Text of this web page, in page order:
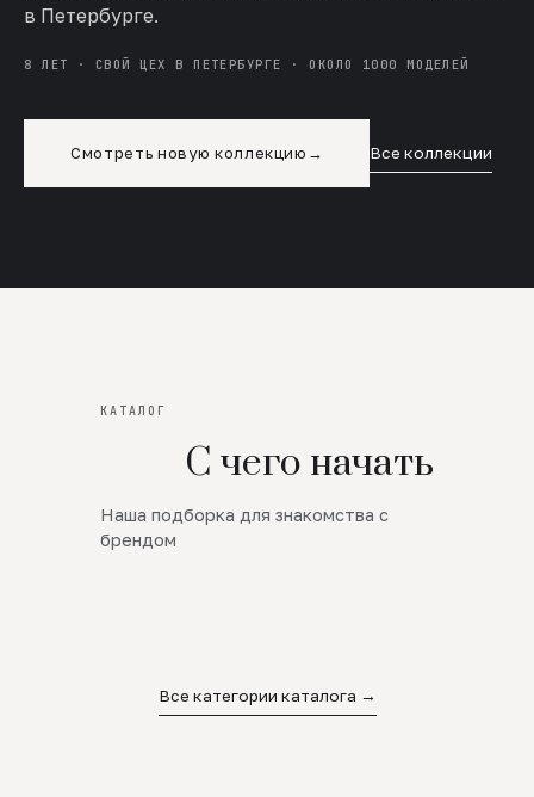
в Петербурге.
8 ЛЕТ · СВОЙ ЦЕХ В ПЕТЕРБУРГЕ · ОКОЛО 1000 МОДЕЛЕЙ
Смотреть новую коллекцию → Все коллекции
КАТАЛОГ
С чего начать
Наша подборка для знакомства с
брендом
Новинки
SALE
Все категории каталога →